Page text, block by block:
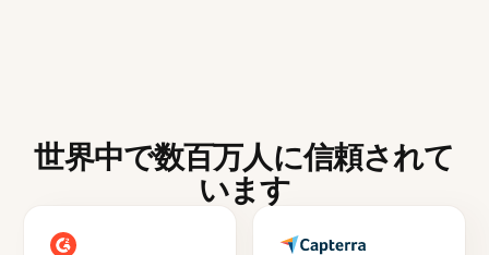
世界中で数百万人に信頼されて
います